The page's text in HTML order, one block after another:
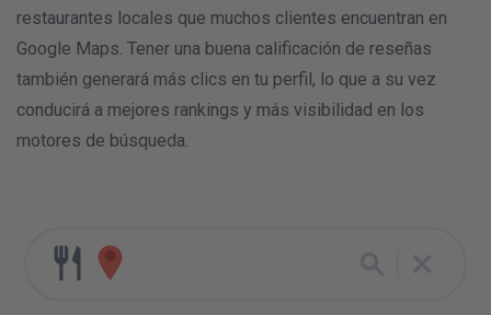
restaurantes locales que muchos clientes encuentran en
Google Maps. Tener una buena calificación de reseñas
también generará más clics en tu perfil, lo que a su vez
conducirá a mejores rankings y más visibilidad en los
motores de búsqueda.